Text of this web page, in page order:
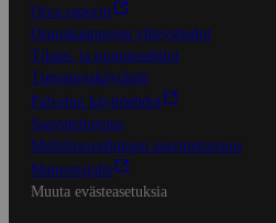
Oiva-raportit
Osuuskauppojen yhteystiedot
Tilaus- ja toimitusehdot
Tietosuojakäytäntö
Palvelun käyttöehdot
Saavutettavuus
Mobiilisovelluksen saavutettavuus
Mainostajalle
Muuta evästeasetuksia